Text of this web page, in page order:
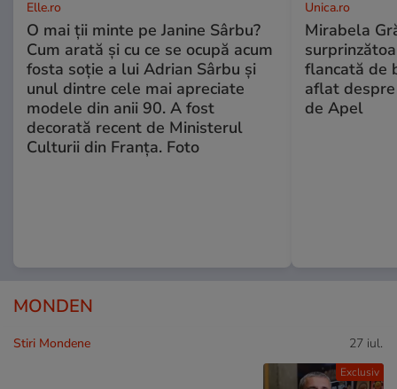
Elle.ro
O mai ții minte pe Janine Sârbu?
Cum arată și cu ce se ocupă acum
fosta soție a lui Adrian Sârbu și
unul dintre cele mai apreciate
modele din anii 90. A fost
decorată recent de Ministerul
Culturii din Franța. Foto
Unica.ro
Mirabela
flancată de
aflat
de Apel
MONDEN
Exclusiv
Stiri Mondene 27 iul.